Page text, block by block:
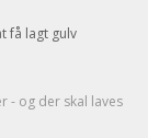
få lagt gulv
- og der skal laves